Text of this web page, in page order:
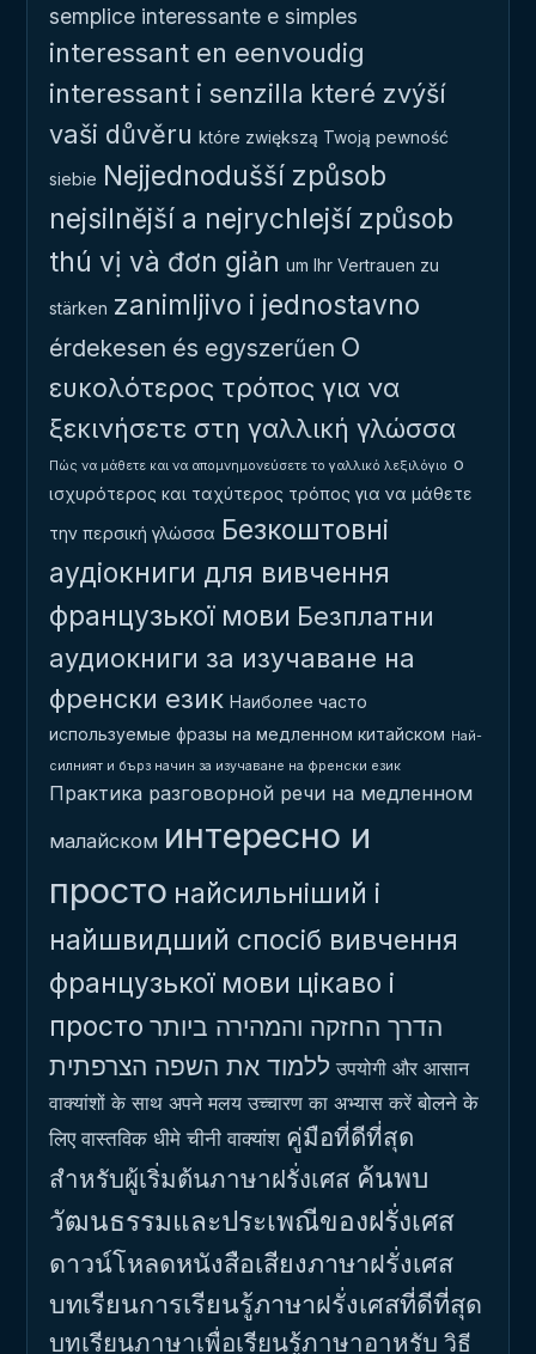
semplice interessante e simples
interessant en eenvoudig
interessant i senzilla které zvýší
vaši důvěru które zwiększą Twoją pewność
siebie Nejjednodušší způsob
nejsilnější a nejrychlejší způsob
thú vị và đơn giản um Ihr Vertrauen zu
stärken zanimljivo i jednostavno
érdekesen és egyszerűen Ο
ευκολότερος τρόπος για να
ξεκινήσετε στη γαλλική γλώσσα
Πώς να μάθετε και να απομνημονεύσετε το γαλλικό λεξιλόγιο ο
ισχυρότερος και ταχύτερος τρόπος για να μάθετε
την περσική γλώσσα Безкоштовні
аудіокниги для вивчення
французької мови Безплатни
аудиокниги за изучаване на
френски език Наиболее часто
используемые фразы на медленном китайском Най-
силният и бърз начин за изучаване на френски език
Практика разговорной речи на медленном
малайском интересно и
просто найсильніший і
найшвидший спосіб вивчення
французької мови цікаво і
просто הדרך החזקה והמהירה ביותר
ללמוד את השפה הצרפתית उपयोगी और आसान
वाक्यांशों के साथ अपने मलय उच्चारण का अभ्यास करें बोलने के
लिए वास्तविक धीमे चीनी वाक्यांश คู่มือที่ดีที่สุด
สำหรับผู้เริ่มต้นภาษาฝรั่งเศส ค้นพบ
วัฒนธรรมและประเพณีของฝรั่งเศส
ดาวน์โหลดหนังสือเสียงภาษาฝรั่งเศส
บทเรียนการเรียนรู้ภาษาฝรั่งเศสที่ดีที่สุด
บทเรียนภาษาเพื่อเรียนรู้ภาษาอาหรับ วิธี